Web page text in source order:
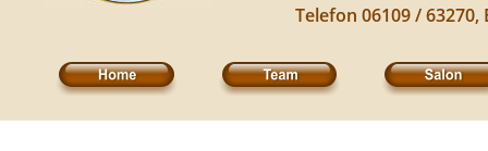
Telefon 06109 /